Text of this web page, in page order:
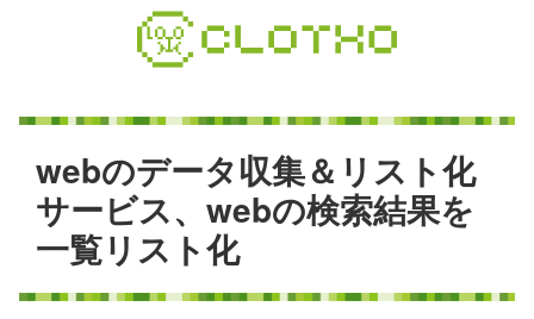
webのデータ収集＆ リス ト化
サービス、 webの検索結果を
一覧リス ト化